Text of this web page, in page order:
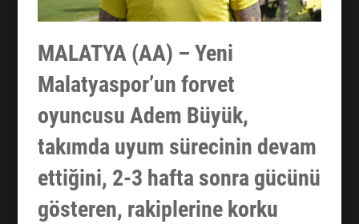
MALATYA (AA) – Yeni
Malatyaspor’un forvet
oyuncusu Adem Büyük,
takımda uyum sürecinin devam
ettiğini, 2-3 hafta sonra gücünü
gösteren, rakiplerine korku